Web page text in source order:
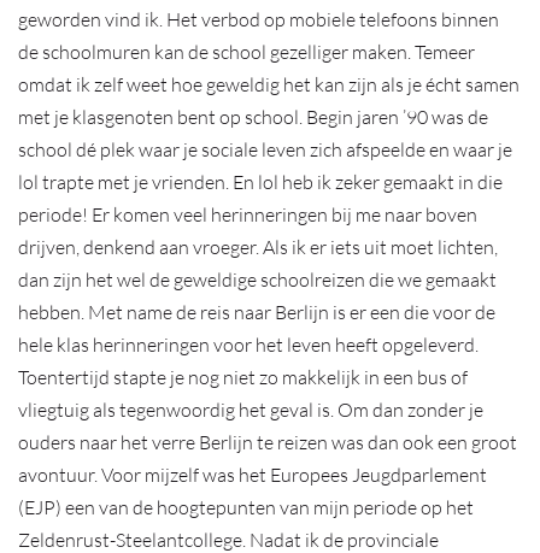
geworden vind ik. Het verbod op mobiele telefoons binnen
de schoolmuren kan de school gezelliger maken. Temeer
omdat ik zelf weet hoe geweldig het kan zijn als je écht samen
met je klasgenoten bent op school. Begin jaren ’90 was de
school dé plek waar je sociale leven zich afspeelde en waar je
lol trapte met je vrienden. En lol heb ik zeker gemaakt in die
periode! Er komen veel herinneringen bij me naar boven
drijven, denkend aan vroeger. Als ik er iets uit moet lichten,
dan zijn het wel de geweldige schoolreizen die we gemaakt
hebben. Met name de reis naar Berlijn is er een die voor de
hele klas herinneringen voor het leven heeft opgeleverd.
Toentertijd stapte je nog niet zo makkelijk in een bus of
vliegtuig als tegenwoordig het geval is. Om dan zonder je
ouders naar het verre Berlijn te reizen was dan ook een groot
avontuur. Voor mijzelf was het Europees Jeugdparlement
(EJP) een van de hoogtepunten van mijn periode op het
Zeldenrust-Steelantcollege. Nadat ik de provinciale